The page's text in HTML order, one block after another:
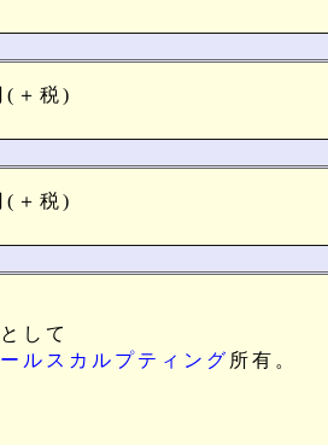
(＋税)
(＋税)
して
ルスカルプティング 所有。